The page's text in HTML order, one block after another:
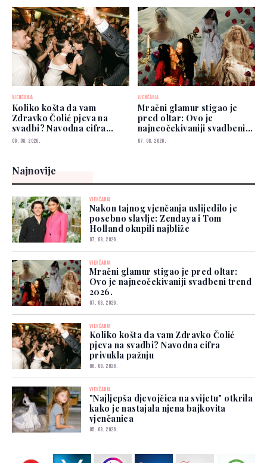
VJENČANJA
Koliko košta da vam
Zdravko Čolić pjeva na
svadbi? Navodna cifra
privukla pažnju
06. 08. 2026.
VJENČANJA
Mračni glamur stigao je
pred oltar: Ovo je
najneočekivaniji svadbeni
trend 2026.
07. 08. 2026.
Najnovije
VJENČANJA
Nakon tajnog vjenčanja uslijedilo je
posebno slavlje: Zendaya i Tom
Holland okupili najbliže
07. 08. 2026.
VJENČANJA
Mračni glamur stigao je pred oltar:
Ovo je najneočekivaniji svadbeni trend
2026.
07. 08. 2026.
VJENČANJA
Koliko košta da vam Zdravko Čolić
pjeva na svadbi? Navodna cifra
privukla pažnju
06. 08. 2026.
VJENČANJA
"Najljepša djevojčica na svijetu" otkrila
kako je nastajala njena bajkovita
vjenčanica
05. 08. 2026.